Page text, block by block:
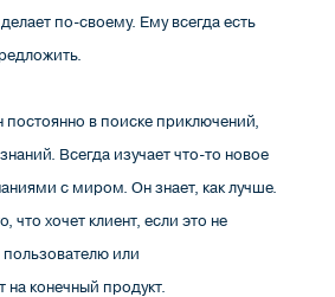
по-своему. Ему всегда есть
в поиске приключений,
Всегда изучает что-то новое
с миром. Он знает, как лучше.
что хочет клиент, если это не
или
на конечный продукт.